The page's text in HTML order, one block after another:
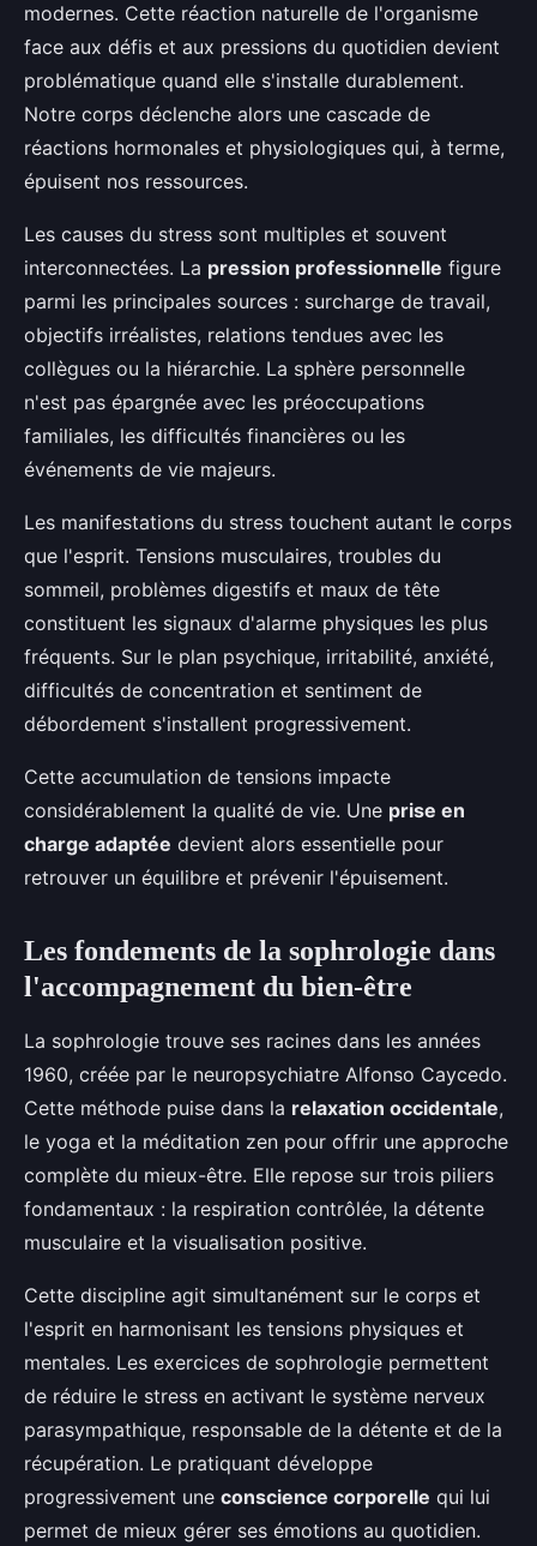
modernes. Cette réaction naturelle de l'organisme
face aux défis et aux pressions du quotidien devient
problématique quand elle s'installe durablement.
Notre corps déclenche alors une cascade de
réactions hormonales et physiologiques qui, à terme,
épuisent nos ressources.
Les causes du stress sont multiples et souvent
interconnectées. La pression professionnelle figure
parmi les principales sources : surcharge de travail,
objectifs irréalistes, relations tendues avec les
collègues ou la hiérarchie. La sphère personnelle
n'est pas épargnée avec les préoccupations
familiales, les difficultés financières ou les
événements de vie majeurs.
Les manifestations du stress touchent autant le corps
que l'esprit. Tensions musculaires, troubles du
sommeil, problèmes digestifs et maux de tête
constituent les signaux d'alarme physiques les plus
fréquents. Sur le plan psychique, irritabilité, anxiété,
difficultés de concentration et sentiment de
débordement s'installent progressivement.
Cette accumulation de tensions impacte
considérablement la qualité de vie. Une prise en
charge adaptée devient alors essentielle pour
retrouver un équilibre et prévenir l'épuisement.
Les fondements de la sophrologie dans
l'accompagnement du bien-être
La sophrologie trouve ses racines dans les années
1960, créée par le neuropsychiatre Alfonso Caycedo.
Cette méthode puise dans la relaxation occidentale,
le yoga et la méditation zen pour offrir une approche
complète du mieux-être. Elle repose sur trois piliers
fondamentaux : la respiration contrôlée, la détente
musculaire et la visualisation positive.
Cette discipline agit simultanément sur le corps et
l'esprit en harmonisant les tensions physiques et
mentales. Les exercices de sophrologie permettent
de réduire le stress en activant le système nerveux
parasympathique, responsable de la détente et de la
récupération. Le pratiquant développe
progressivement une conscience corporelle qui lui
permet de mieux gérer ses émotions au quotidien.